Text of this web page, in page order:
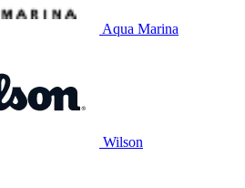
Aqua Marina
Wilson